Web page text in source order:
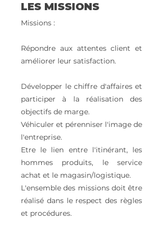
LES MISSIONS
Missions :
Répondre aux attentes client et
améliorer leur satisfaction.
Développer le chiffre d'affaires et
participer à la réalisation des
objectifs de marge.
Véhiculer et pérenniser l'image de
l'entreprise.
Etre le lien entre l'itinérant, les
hommes produits, le service
achat et le magasin/logistique.
L'ensemble des missions doit être
réalisé dans le respect des règles
et procédures.